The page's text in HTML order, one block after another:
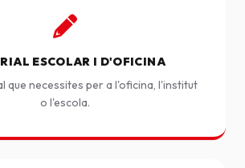
ESCOLAR I D'OFICINA
que necessites per a l'oficina, l'institut
o l'escola.